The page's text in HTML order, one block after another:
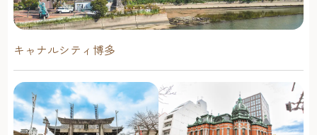
キャナルシティ博多